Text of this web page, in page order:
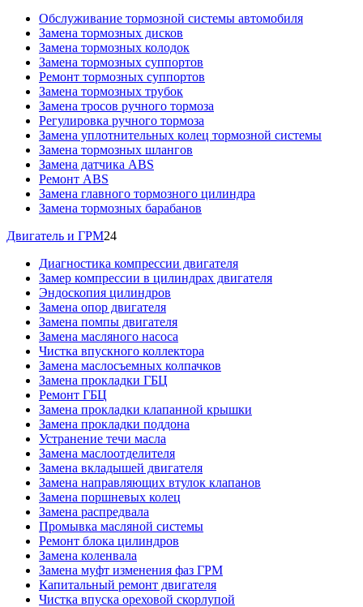
Обслуживание тормозной системы автомобиля
Замена тормозных дисков
Замена тормозных колодок
Замена тормозных суппортов
Ремонт тормозных суппортов
Замена тормозных трубок
Замена тросов ручного тормоза
Регулировка ручного тормоза
Замена уплотнительных колец тормозной системы
Замена тормозных шлангов
Замена датчика ABS
Ремонт ABS
Замена главного тормозного цилиндра
Замена тормозных барабанов
Двигатель и ГРМ24
Диагностика компрессии двигателя
Замер компрессии в цилиндрах двигателя
Эндоскопия цилиндров
Замена опор двигателя
Замена помпы двигателя
Замена масляного насоса
Чистка впускного коллектора
Замена маслосъемных колпачков
Замена прокладки ГБЦ
Ремонт ГБЦ
Замена прокладки клапанной крышки
Замена прокладки поддона
Устранение течи масла
Замена маслоотделителя
Замена вкладышей двигателя
Замена направляющих втулок клапанов
Замена поршневых колец
Замена распредвала
Промывка масляной системы
Ремонт блока цилиндров
Замена коленвала
Замена муфт изменения фаз ГРМ
Капитальный ремонт двигателя
Чистка впуска ореховой скорлупой